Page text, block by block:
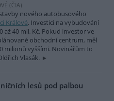
(ČIA)
nového autobusového
Králové. Investici na vybudování
40 mil. Kč. Pokud investor ve
obchodní centrum, měl
milionů vyššími. Novinářům to
Vlasák.
lesů pod palbou